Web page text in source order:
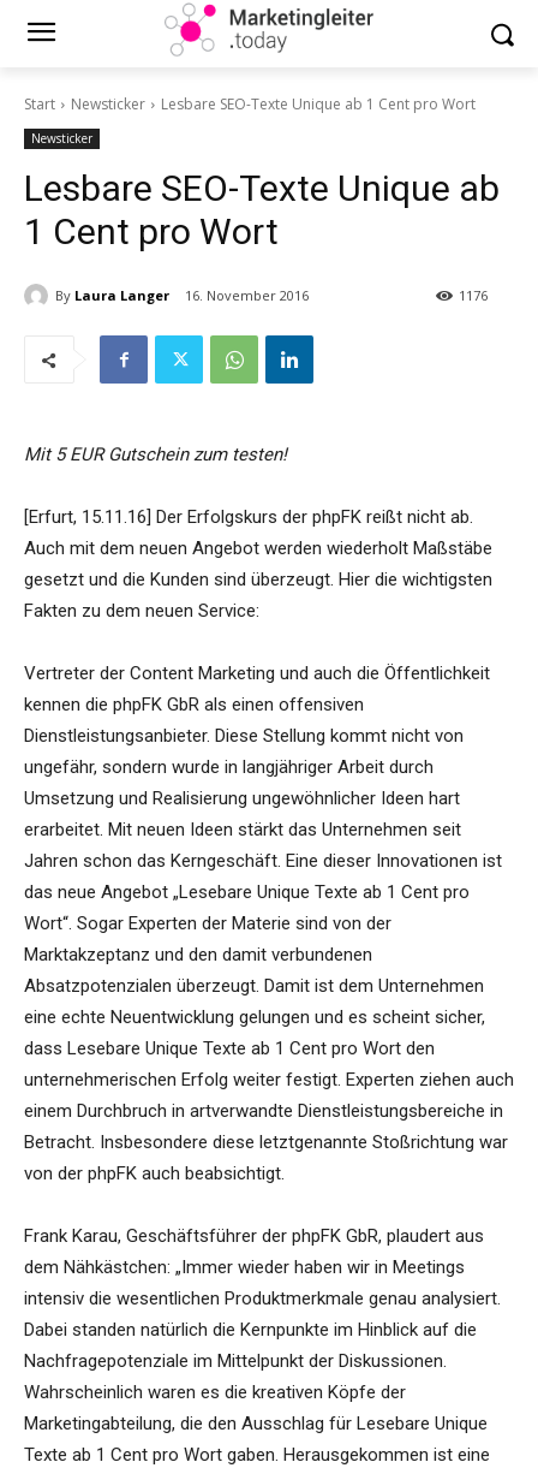
Start Newsticker Lesbare SEO-Texte Unique ab 1 Cent pro Wort
Newsticker
Lesbare SEO-Texte Unique ab
1 Cent pro Wort
By Laura Langer 16. November 2016 1176
Mit 5 EUR Gutschein zum testen!
[Erfurt, 15.11.16] Der Erfolgskurs der phpFK reißt nicht ab.
Auch mit dem neuen Angebot werden wiederholt Maßstäbe
gesetzt und die Kunden sind überzeugt. Hier die wichtigsten
Fakten zu dem neuen Service:
Vertreter der Content Marketing und auch die Öffentlichkeit
kennen die phpFK GbR als einen offensiven
Dienstleistungsanbieter. Diese Stellung kommt nicht von
ungefähr, sondern wurde in langjähriger Arbeit durch
Umsetzung und Realisierung ungewöhnlicher Ideen hart
erarbeitet. Mit neuen Ideen stärkt das Unternehmen seit
Jahren schon das Kerngeschäft. Eine dieser Innovationen ist
das neue Angebot „Lesebare Unique Texte ab 1 Cent pro
Wort“. Sogar Experten der Materie sind von der
Marktakzeptanz und den damit verbundenen
Absatzpotenzialen überzeugt. Damit ist dem Unternehmen
eine echte Neuentwicklung gelungen und es scheint sicher,
dass Lesebare Unique Texte ab 1 Cent pro Wort den
unternehmerischen Erfolg weiter festigt. Experten ziehen auch
einem Durchbruch in artverwandte Dienstleistungsbereiche in
Betracht. Insbesondere diese letztgenannte Stoßrichtung war
von der phpFK auch beabsichtigt.
Frank Karau, Geschäftsführer der phpFK GbR, plaudert aus
dem Nähkästchen: „Immer wieder haben wir in Meetings
intensiv die wesentlichen Produktmerkmale genau analysiert.
Dabei standen natürlich die Kernpunkte im Hinblick auf die
Nachfragepotenziale im Mittelpunkt der Diskussionen.
Wahrscheinlich waren es die kreativen Köpfe der
Marketingabteilung, die den Ausschlag für Lesebare Unique
Texte ab 1 Cent pro Wort gaben. Herausgekommen ist eine